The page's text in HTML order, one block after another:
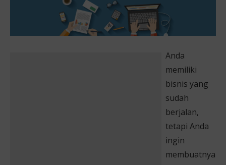
Anda
memiliki
bisnis yang
sudah
berjalan,
tetapi Anda
ingin
membuatnya